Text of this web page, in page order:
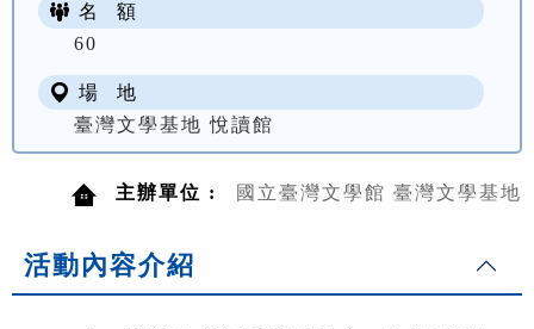
名 額
60
場 地
臺灣文學基地 悅讀館
主辦單位 : 國立臺灣文學館 臺灣文學基地
活動內容介紹